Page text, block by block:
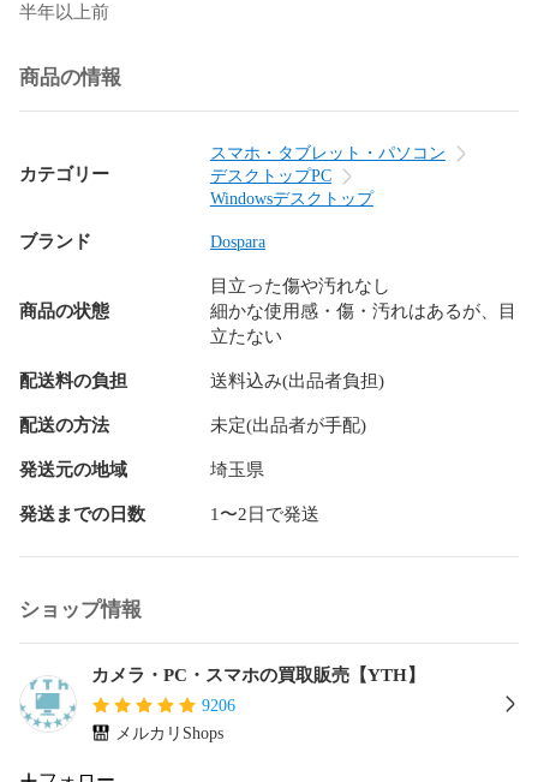
[メモリ健康状態]正常
種類：M.2 SSD
容量：1TB
起動時間：820時間
[グラフィックボード]NVIDIA GeForce RTX 4060Ti
[BlueTooth]非搭載
[付属品]取扱説明書、電源ケーブル
●m.2ネジ
[欠品している付属品]●元箱
写真の内容が全てです。「付属品」欄で記載した付属品以外
は無いものとお考えください。
[外観について]若干傷・汚れなど見られますが概ね良好です。
[その他特記事項]
が、フィルムに若干擦れ傷がございます。
FF15
高品質
1920x1080
ウィンドウ
スコア：12315
評価：非常に快適でした。
↓↓↓
半年以上前
商品の情報
カテゴリー
スマホ・タブレット・パソコン
デスクトップPC
Windowsデスクトップ
ブランド Dospara
商品の状態
目立った傷や汚れなし
細かな使用感・傷・汚れはあるが、目
立たない
配送料の負担 送料込み(出品者負担)
配送の方法 未定(出品者が手配)
発送元の地域 埼玉県
発送までの日数 1〜2日で発送
ショップ情報
カメラ・PC・スマホの買取販売【YTH】
9206
メルカリShops